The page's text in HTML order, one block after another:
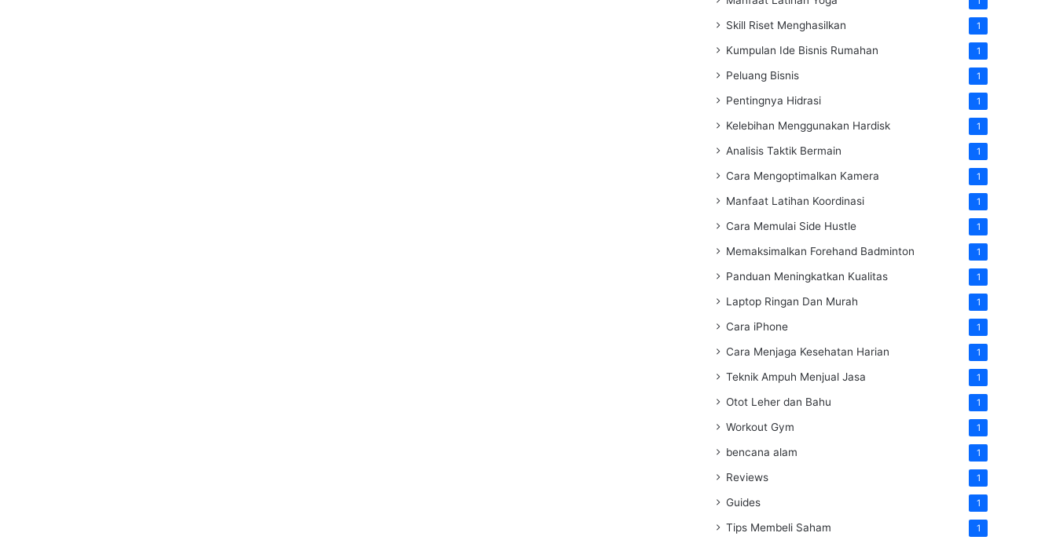
Skill Riset Menghasilkan 1
Kumpulan Ide Bisnis Rumahan 1
Peluang Bisnis 1
Pentingnya Hidrasi 1
Kelebihan Menggunakan Hardisk 1
Analisis Taktik Bermain 1
Cara Mengoptimalkan Kamera 1
Manfaat Latihan Koordinasi 1
Cara Memulai Side Hustle 1
Memaksimalkan Forehand Badminton 1
Panduan Meningkatkan Kualitas 1
Laptop Ringan Dan Murah 1
Cara iPhone 1
Cara Menjaga Kesehatan Harian 1
Teknik Ampuh Menjual Jasa 1
Otot Leher dan Bahu 1
Workout Gym 1
bencana alam 1
Reviews 1
Guides 1
Tips Membeli Saham 1